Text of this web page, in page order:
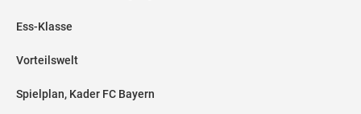
Ess-Klasse
Vorteilswelt
Spielplan, Kader FC Bayern